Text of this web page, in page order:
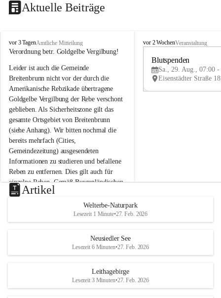
Aktuelle Beiträge
B
r
i
t
e
n
b
r
u
n
n
a
m
N
e
u
s
d
S
vor 3 TagenAmtliche Mitteilung
Verordnung betr. Goldgelbe Vergilbung!
Leider ist auch die Gemeinde
Breitenbrunn nicht vor der durch die
Amerikanische Rebzikade übertragene
Goldgelbe Vergilbung der Rebe verschont
geblieben. Als Sicherheitszone gilt das
gesamte Ortsgebiet von Breitenbrunn
(siehe Anhang). Wir bitten nochmal die
bereits mehrfach (Cities,
Gemeindezeitung) ausgesendeten
Informationen zu studieren und befallene
Reben zu entfernen. Dies gilt auch für
einzelne Reben. Gemäß Burgenländischen
Weinbaugesetz sind nicht gepflegte oder
unzulässige Weingärten zu roden! Bitte
helfen wir zusammen um unsere Winzer
vor den prognostizierten Ernteausfällen
und den daraus folgenden wirtschaftlichen
Maßnahmen zur Bekämpfung
B
e
u
e
d
r
S
vor 2 WochenVeranstaltung
Blutspenden
Sa., 29. Aug., 07:00 -
Artikel
Welterbe-Naturpark
Lesezeit 1 Minute•27. Feb. 2026
Neusiedler See
Lesezeit 6 Minuten•27. Feb. 2026
Leithagebirge
Lesezeit 3 Minuten•27. Feb. 2026